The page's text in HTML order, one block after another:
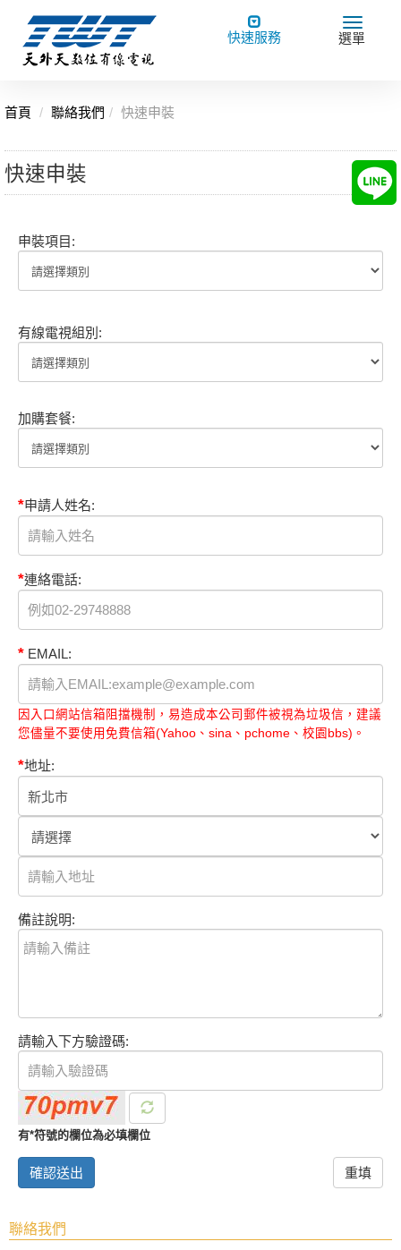
Toggle
navigation
快速服務
Toggle
選單
首頁 聯絡我們 快速申裝
快速申裝
申裝項目:
有線電視組別:
加購套餐:
*申請人姓名:
*連絡電話:
* EMAIL:
因入口網站信箱阻擋機制，易造成本公司郵件被視為垃圾信，建議
您儘量不要使用免費信箱(Yahoo、sina、pchome、校園bbs)。
*地址:
備註說明:
請輸入下方驗證碼:
有*符號的欄位為必填欄位
重填
確認送出
聯絡我們